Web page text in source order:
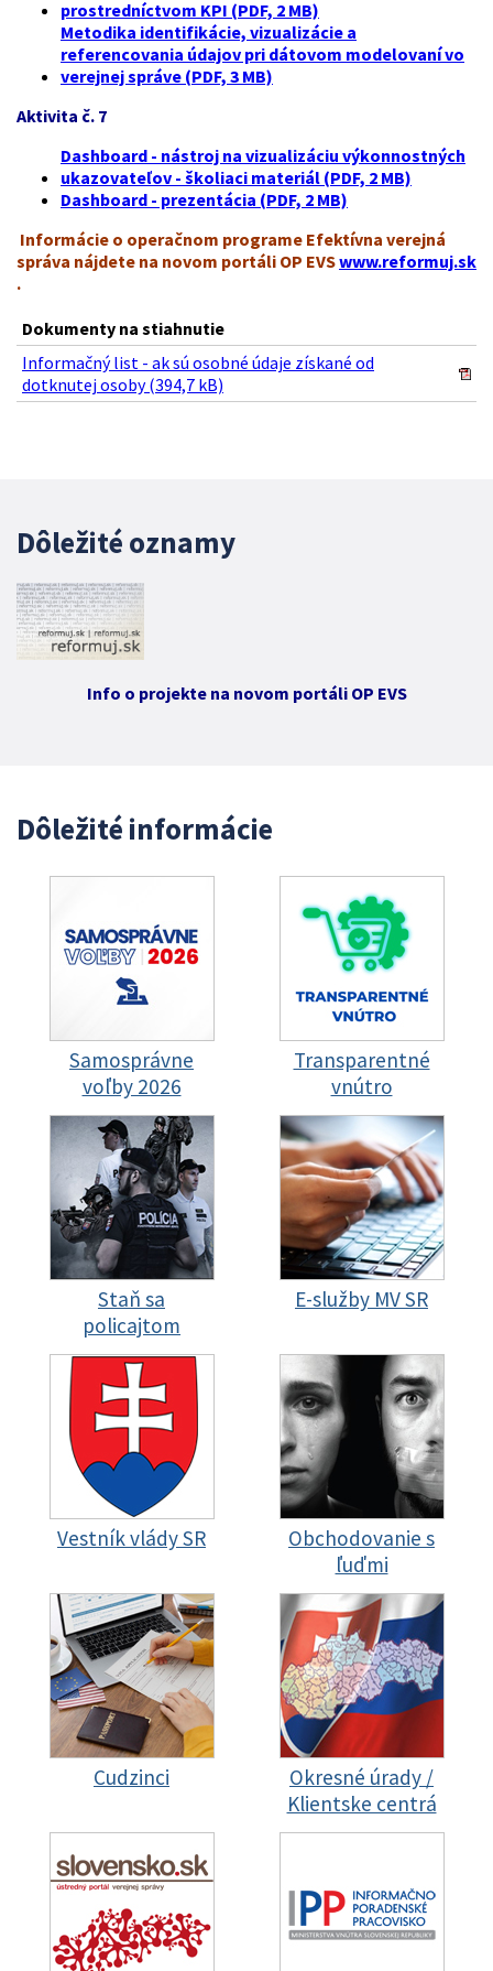
prostredníctvom KPI (PDF, 2 MB)
Metodika identifikácie, vizualizácie a
referencovania údajov pri dátovom modelovaní vo
verejnej správe (PDF, 3 MB)
Aktivita č. 7
Dashboard - nástroj na vizualizáciu výkonnostných
ukazovateľov - školiaci materiál (PDF, 2 MB)
Dashboard - prezentácia (PDF, 2 MB)
Informácie o operačnom programe Efektívna verejná
správa nájdete na novom portáli OP EVSwww.reformuj.sk
.
Dokumenty na stiahnutie
Informačný list - ak sú osobné údaje získané od
dotknutej osoby (394,7 kB)
Dôležité oznamy
Info o projekte na novom portáli OP EVS
Dôležité informácie
Samosprávne
voľby 2026
Transparentné
vnútro
Staň sa
policajtom
E-služby MV SR
Vestník vlády SR
Obchodovanie s
ľuďmi
Cudzinci
Okresné úrady /
Klientske centrá